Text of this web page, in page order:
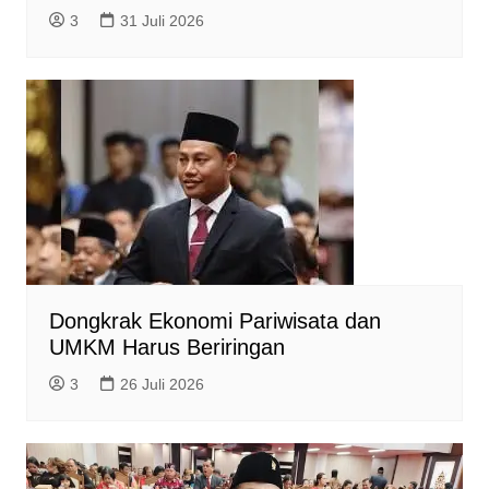
3 31 Juli 2026
Dongkrak Ekonomi Pariwisata dan
UMKM Harus Beriringan
3 26 Juli 2026